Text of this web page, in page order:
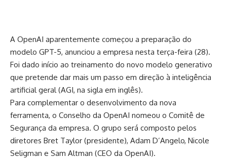
A OpenAI aparentemente começou a preparação do
modelo GPT-5, anunciou a empresa nesta terça-feira (28).
Foi dado início ao treinamento do novo modelo generativo
que pretende dar mais um passo em direção à inteligência
artificial geral (AGI, na sigla em inglês).
Para complementar o desenvolvimento da nova
ferramenta, o Conselho da OpenAI nomeou o Comitê de
Segurança da empresa. O grupo será composto pelos
diretores Bret Taylor (presidente), Adam D’Angelo, Nicole
Seligman e Sam Altman (CEO da OpenAI).